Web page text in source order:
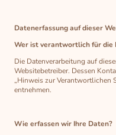
Datenerfassung auf dieser
Wer ist verantwortlich für die
Die Datenverarbeitung auf
Websitebetreiber. Dessen
„Hinweis zur Verantwortlichen
entnehmen.
Wie erfassen wir Ihre Daten?